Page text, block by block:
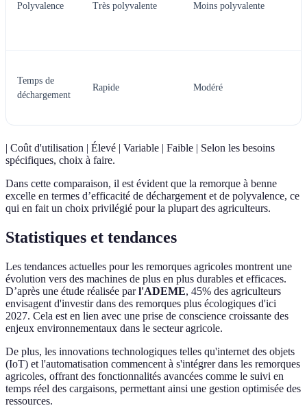
Polyvalence Très polyvalente Moins polyvalente
Temps de
déchargement
Rapide Modéré
| Coût d'utilisation | Élevé | Variable | Faible | Selon les besoins
spécifiques, choix à faire.
Dans cette comparaison, il est évident que la remorque à benne
excelle en termes d’efficacité de déchargement et de polyvalence, ce
qui en fait un choix privilégié pour la plupart des agriculteurs.
Statistiques et tendances
Les tendances actuelles pour les remorques agricoles montrent une
évolution vers des machines de plus en plus durables et efficaces.
D’après une étude réalisée parl'ADEME, 45% des agriculteurs
envisagent d'investir dans des remorques plus écologiques d'ici
2027. Cela est en lien avec une prise de conscience croissante des
enjeux environnementaux dans le secteur agricole.
De plus, les innovations technologiques telles qu'internet des objets
(IoT) et l'automatisation commencent à s'intégrer dans les remorques
agricoles, offrant des fonctionnalités avancées comme le suivi en
temps réel des cargaisons, permettant ainsi une gestion optimisée des
ressources.